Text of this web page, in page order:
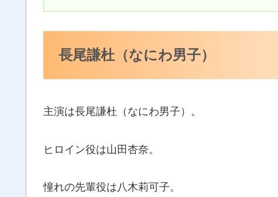
長尾謙杜（なにわ男子）
主演は長尾謙杜（なにわ男子）。
ヒロイン役は山田杏奈。
憧れの先輩役は八木莉可子。